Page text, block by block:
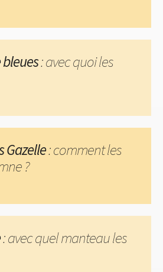
: avec quoi les
Gazelle: comment les
?
: avec quel manteau les